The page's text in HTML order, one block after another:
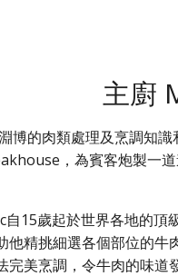
主廚
博的肉類處理及烹調知識
，為賓客炮製一
15歲起於世界各地的頂
他精挑細選各個部位的牛
完美烹調，令牛肉的味道